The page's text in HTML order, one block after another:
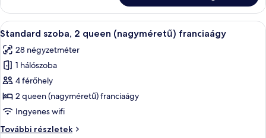
franciaágy
(nagyméretű)
franciaágy
további
A
következő
szoba
összes
képének
megtekintése:
Standard
Egy kétágyas szoba, íróasztallal,
5
Standard szoba, 2 queen (nagyméretű) franciaágy
28 négyzetméter
1 hálószoba
4 férőhely
2 queen (nagyméretű) franciaágy
Ingyenes wifi
További részletek
Standard